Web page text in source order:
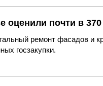
оценили почти в
ремонт фасадов
госзакупки.